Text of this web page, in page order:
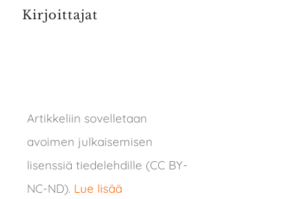
Kirjoittajat
Artikkeliin sovelletaan
avoimen julkaisemisen
lisenssiä tiedelehdille (CC BY-
NC-ND). Lue lisää